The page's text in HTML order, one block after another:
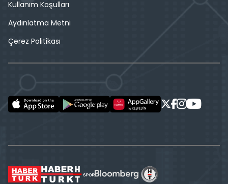
Kullanım Koşulları
Aydınlatma Metni
Çerez Politikası